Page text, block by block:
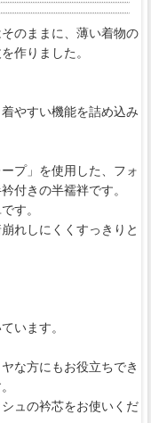
のままに、薄い着物の
作りました。
やすい機能を詰め込み
プ」を使用した、フォ
付きの半襦袢です。
す。
れしにくくすっきりと
います。
な方にもお役立ちでき
ュの衿芯をお使いくだ